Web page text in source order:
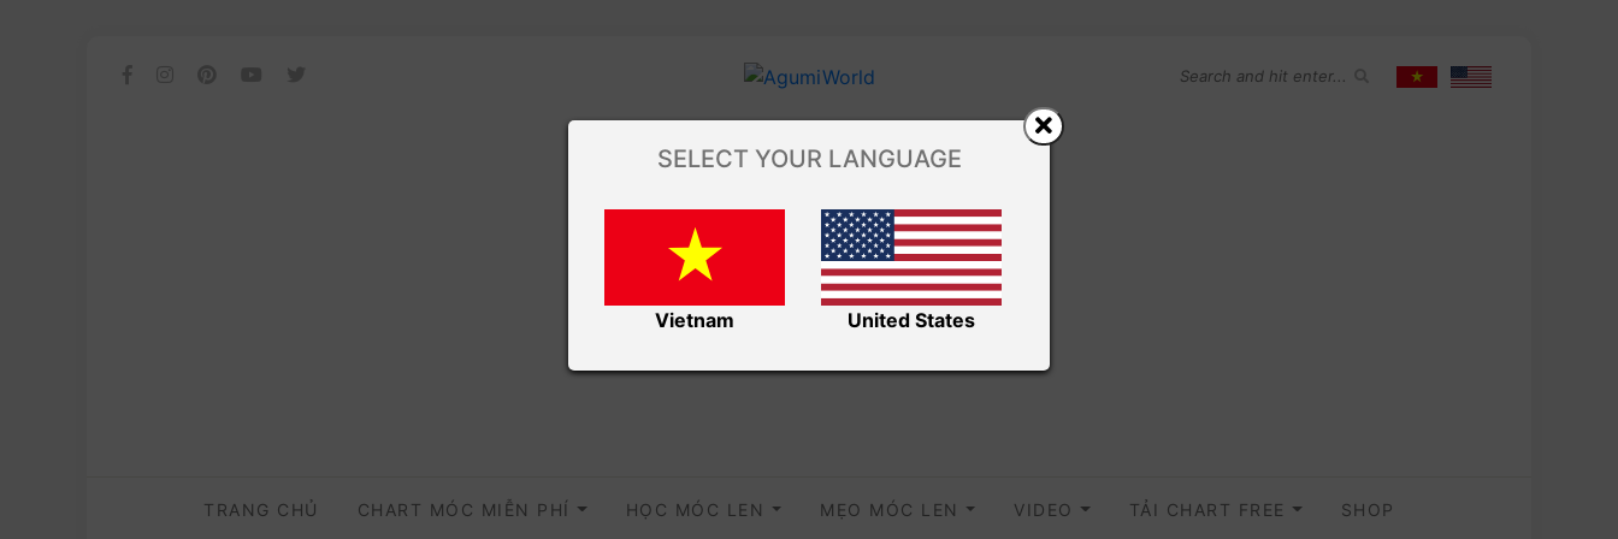
TRANG CHỦ CHART MÓC MIỄN PHÍ HỌC MÓC LEN MẸO MÓC LEN VIDEO TẢI CHART FREE SHOP
SELECT YOUR LANGUAGE
Vietnam United States